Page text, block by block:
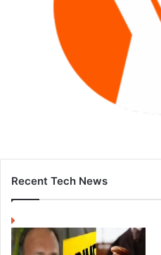
Recent Tech News